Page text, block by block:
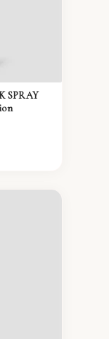
SPRAY